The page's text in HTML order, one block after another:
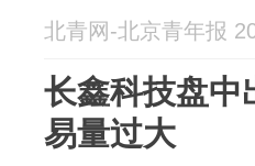
北青网-北京青年报
长鑫科技盘中
易量过大